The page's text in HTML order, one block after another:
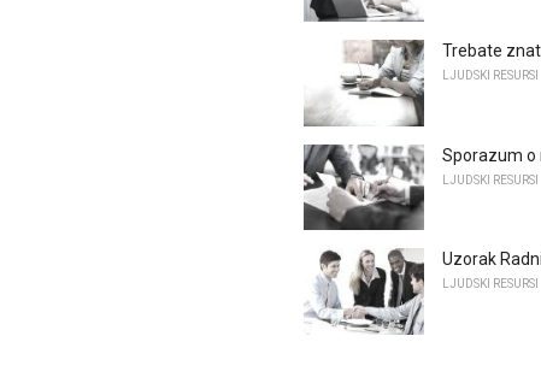
Trebate
LJUDSKI RESURSI
Sporazum o
LJUDSKI RESURSI
Uzorak
LJUDSKI RESURSI